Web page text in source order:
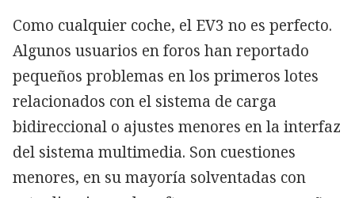
Como cualquier coche, el EV3 no es perfecto.
Algunos usuarios en foros han reportado
pequeños problemas en los primeros lotes
relacionados con el sistema de carga
bidireccional o ajustes menores en la interfaz
del sistema multimedia. Son cuestiones
menores, en su mayoría solventadas con